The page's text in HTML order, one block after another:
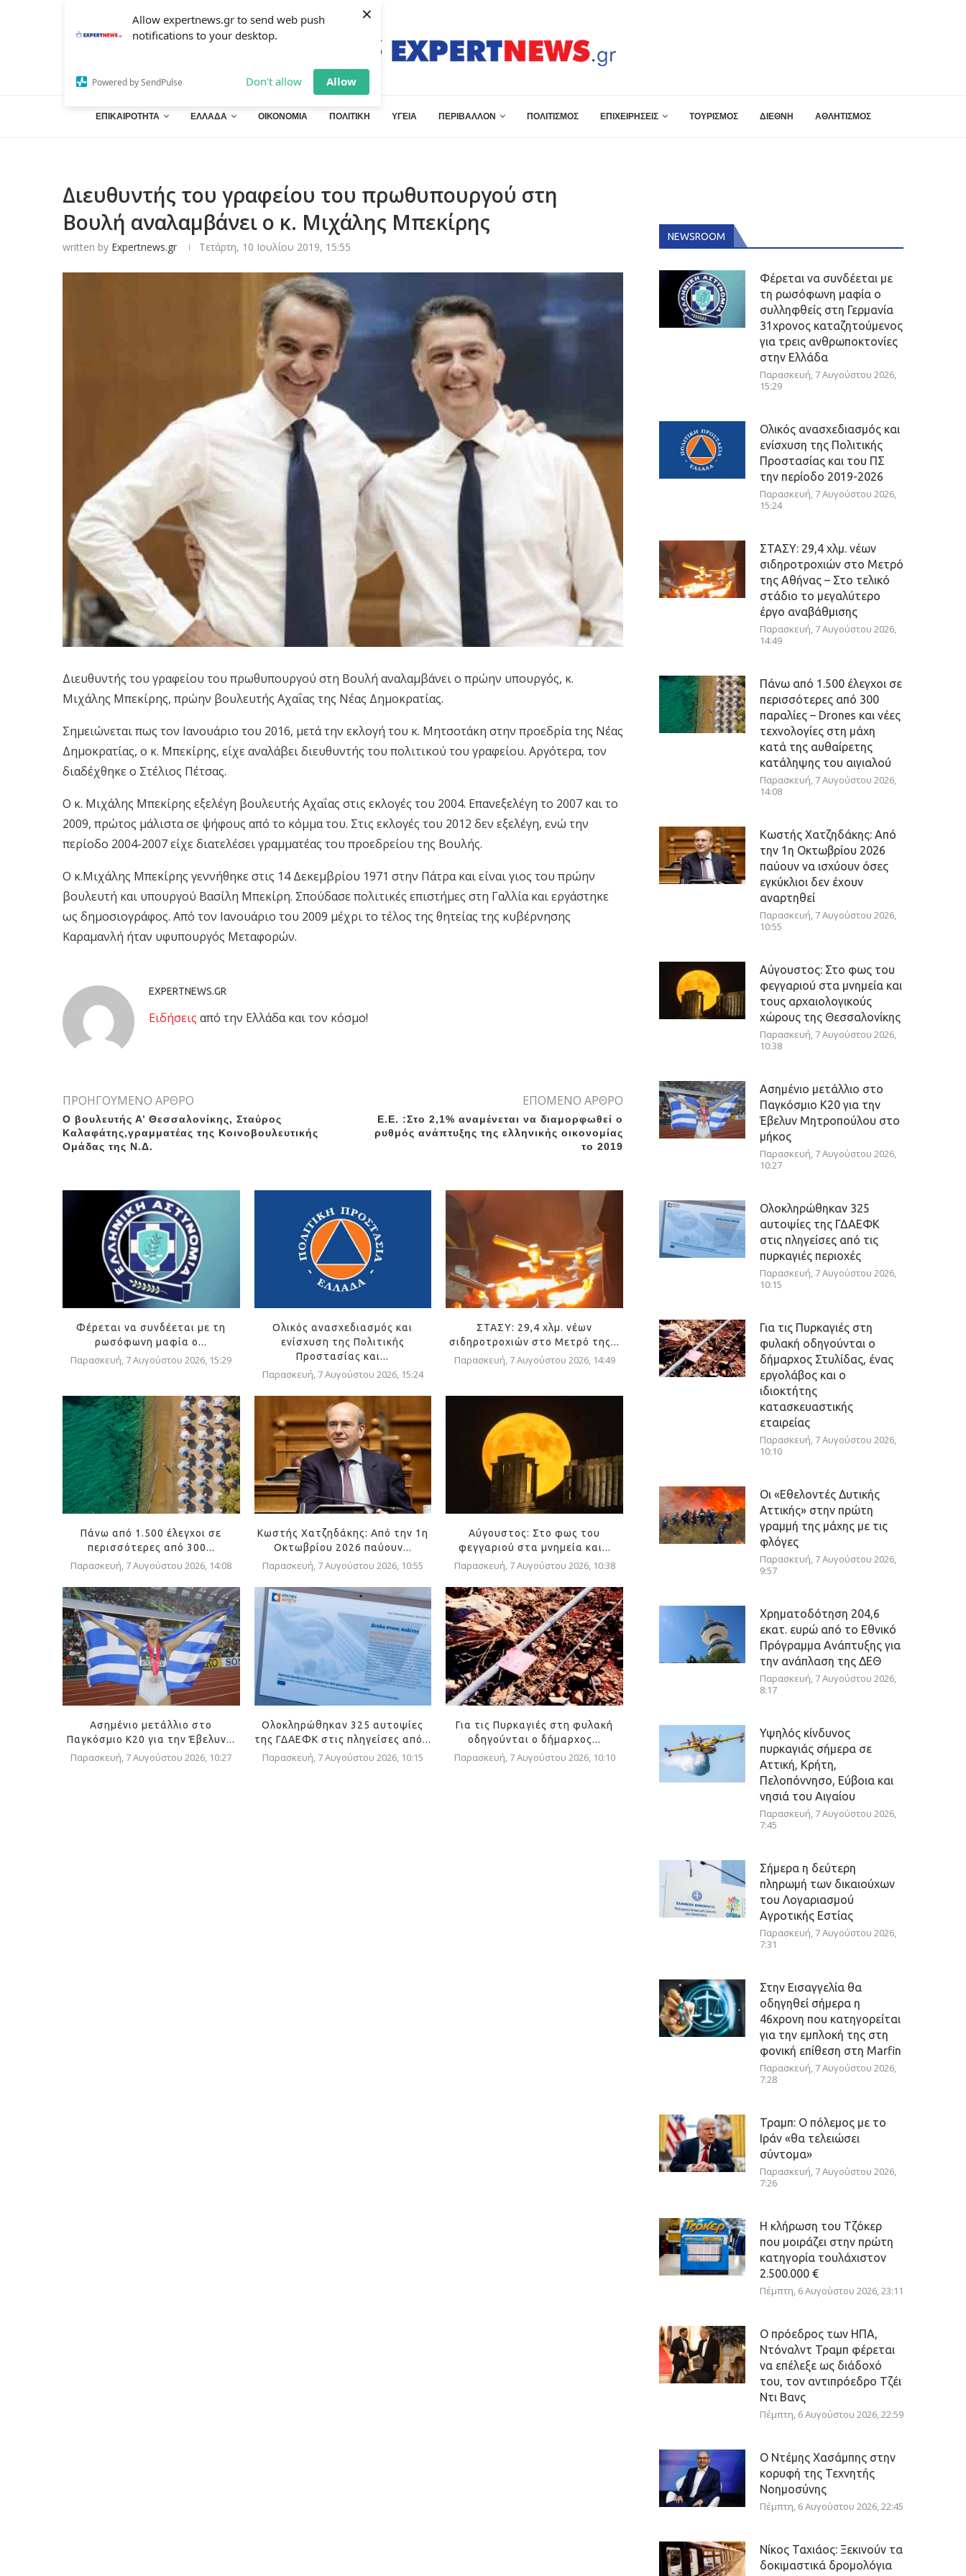
Allow expertnews.gr to send web push
notifications to your desktop.
Powered by SendPulse Don't allow Allow
×
ΕΠΙΚΑΙΡΟΤΗΤΑ ΕΛΛΑΔΑ ΟΙΚΟΝΟΜΙΑ ΠΟΛΙΤΙΚΗ ΥΓΕΙΑ ΠΕΡΙΒΑΛΛΟΝ ΠΟΛΙΤΙΣΜΟΣ ΕΠΙΧΕΙΡΗΣΕΙΣ ΤΟΥΡΙΣΜΟΣ ΔΙΕΘΝΗ ΑΘΛΗΤΙΣΜΟΣ
Διευθυντής του γραφείου του πρωθυπουργού στη
Βουλή αναλαμβάνει ο κ. Μιχάλης Μπεκίρης
written by Expertnews.gr Τετάρτη, 10 Ιουλίου 2019, 15:55
Διευθυντής του γραφείου του πρωθυπουργού στη Βουλή αναλαμβάνει ο πρώην υπουργός, κ.
Μιχάλης Μπεκίρης, πρώην βουλευτής Αχαΐας της Νέας Δημοκρατίας.
Σημειώνεται πως τον Ιανουάριο του 2016, μετά την εκλογή του κ. Μητσοτάκη στην προεδρία της Νέας
Δημοκρατίας, ο κ. Μπεκίρης, είχε αναλάβει διευθυντής του πολιτικού του γραφείου. Αργότερα, τον
διαδέχθηκε ο Στέλιος Πέτσας.
Ο κ. Μιχάλης Μπεκίρης εξελέγη βουλευτής Αχαΐας στις εκλογές του 2004. Επανεξελέγη το 2007 και το
2009, πρώτος μάλιστα σε ψήφους από το κόμμα του. Στις εκλογές του 2012 δεν εξελέγη, ενώ την
περίοδο 2004-2007 είχε διατελέσει γραμματέας του προεδρείου της Βουλής.
Ο κ.Μιχάλης Μπεκίρης γεννήθηκε στις 14 Δεκεμβρίου 1971 στην Πάτρα και είναι γιος του πρώην
βουλευτή και υπουργού Βασίλη Μπεκίρη. Σπούδασε πολιτικές επιστήμες στη Γαλλία και εργάστηκε
ως δημοσιογράφος. Από τον Ιανουάριο του 2009 μέχρι το τέλος της θητείας της κυβέρνησης
Καραμανλή ήταν υφυπουργός Μεταφορών.
EXPERTNEWS.GR
Eιδήσεις από την Ελλάδα και τον κόσμο!
ΠΡΟΗΓΟΥΜΕΝΟ ΑΡΘΡΟ
O βουλευτής Α’ Θεσσαλονίκης, Σταύρος
Καλαφάτης,γραμματέας της Κοινοβουλευτικής
Ομάδας της Ν.Δ.
ΕΠΟΜΕΝΟ ΑΡΘΡΟ
Ε.Ε. :Στο 2,1% αναμένεται να διαμορφωθεί ο
ρυθμός ανάπτυξης της ελληνικής οικονομίας
το 2019
Φέρεται να συνδέεται με τη
ρωσόφωνη μαφία ο...
Παρασκευή, 7 Αυγούστου 2026, 15:29
Ολικός ανασχεδιασμός και
ενίσχυση της Πολιτικής
Προστασίας και...
Παρασκευή, 7 Αυγούστου 2026, 15:24
ΣΤΑΣΥ: 29,4 χλμ. νέων
σιδηροτροχιών στο Μετρό της...
Παρασκευή, 7 Αυγούστου 2026, 14:49
Πάνω από 1.500 έλεγχοι σε
περισσότερες από 300...
Παρασκευή, 7 Αυγούστου 2026, 14:08
Κωστής Χατζηδάκης: Από την 1η
Οκτωβρίου 2026 παύουν...
Παρασκευή, 7 Αυγούστου 2026, 10:55
Αύγουστος: Στο φως του
φεγγαριού στα μνημεία και...
Παρασκευή, 7 Αυγούστου 2026, 10:38
Ασημένιο μετάλλιο στο
Παγκόσμιο Κ20 για την Έβελυν...
Παρασκευή, 7 Αυγούστου 2026, 10:27
Ολοκληρώθηκαν 325 αυτοψίες
της ΓΔΑΕΦΚ στις πληγείσες από...
Παρασκευή, 7 Αυγούστου 2026, 10:15
Για τις Πυρκαγιές στη φυλακή
οδηγούνται ο δήμαρχος...
Παρασκευή, 7 Αυγούστου 2026, 10:10
NEWSROOM
Φέρεται να συνδέεται με
τη ρωσόφωνη μαφία ο
συλληφθείς στη Γερμανία
31χρονος καταζητούμενος
για τρεις ανθρωποκτονίες
στην Ελλάδα
Παρασκευή, 7 Αυγούστου 2026,
15:29
Ολικός ανασχεδιασμός και
ενίσχυση της Πολιτικής
Προστασίας και του ΠΣ
την περίοδο 2019-2026
Παρασκευή, 7 Αυγούστου 2026,
15:24
ΣΤΑΣΥ: 29,4 χλμ. νέων
σιδηροτροχιών στο Μετρό
της Αθήνας – Στο τελικό
στάδιο το μεγαλύτερο
έργο αναβάθμισης
Παρασκευή, 7 Αυγούστου 2026,
14:49
Πάνω από 1.500 έλεγχοι σε
περισσότερες από 300
παραλίες – Drones και νέες
τεχνολογίες στη μάχη
κατά της αυθαίρετης
κατάληψης του αιγιαλού
Παρασκευή, 7 Αυγούστου 2026,
14:08
Κωστής Χατζηδάκης: Από
την 1η Οκτωβρίου 2026
παύουν να ισχύουν όσες
εγκύκλιοι δεν έχουν
αναρτηθεί
Παρασκευή, 7 Αυγούστου 2026,
10:55
Αύγουστος: Στο φως του
φεγγαριού στα μνημεία και
τους αρχαιολογικούς
χώρους της Θεσσαλονίκης
Παρασκευή, 7 Αυγούστου 2026,
10:38
Ασημένιο μετάλλιο στο
Παγκόσμιο Κ20 για την
Έβελυν Μητροπούλου στο
μήκος
Παρασκευή, 7 Αυγούστου 2026,
10:27
Ολοκληρώθηκαν 325
αυτοψίες της ΓΔΑΕΦΚ
στις πληγείσες από τις
πυρκαγιές περιοχές
Παρασκευή, 7 Αυγούστου 2026,
10:15
Για τις Πυρκαγιές στη
φυλακή οδηγούνται ο
δήμαρχος Στυλίδας, ένας
εργολάβος και ο
ιδιοκτήτης
κατασκευαστικής
εταιρείας
Παρασκευή, 7 Αυγούστου 2026,
10:10
Οι «Εθελοντές Δυτικής
Αττικής» στην πρώτη
γραμμή της μάχης με τις
φλόγες
Παρασκευή, 7 Αυγούστου 2026,
9:57
Χρηματοδότηση 204,6
εκατ. ευρώ από το Εθνικό
Πρόγραμμα Ανάπτυξης για
την ανάπλαση της ΔΕΘ
Παρασκευή, 7 Αυγούστου 2026,
8:17
Υψηλός κίνδυνος
πυρκαγιάς σήμερα σε
Αττική, Κρήτη,
Πελοπόννησο, Εύβοια και
νησιά του Αιγαίου
Παρασκευή, 7 Αυγούστου 2026,
7:45
Σήμερα η δεύτερη
πληρωμή των δικαιούχων
του Λογαριασμού
Αγροτικής Εστίας
Παρασκευή, 7 Αυγούστου 2026,
7:31
Στην Εισαγγελία θα
οδηγηθεί σήμερα η
46χρονη που κατηγορείται
για την εμπλοκή της στη
φονική επίθεση στη Marfin
Παρασκευή, 7 Αυγούστου 2026,
7:28
Τραμπ: Ο πόλεμος με το
Ιράν «θα τελειώσει
σύντομα»
Παρασκευή, 7 Αυγούστου 2026,
7:26
Η κλήρωση του Τζόκερ
που μοιράζει στην πρώτη
κατηγορία τουλάχιστον
2.500.000 €
Πέμπτη, 6 Αυγούστου 2026, 23:11
Ο πρόεδρος των ΗΠΑ,
Ντόναλντ Τραμπ φέρεται
να επέλεξε ως διάδοχό
του, τον αντιπρόεδρο Τζέι
Ντι Βανς
Πέμπτη, 6 Αυγούστου 2026, 22:59
Ο Ντέμης Χασάμπης στην
κορυφή της Τεχνητής
Νοημοσύνης
Πέμπτη, 6 Αυγούστου 2026, 22:45
Νίκος Ταχιάος: Ξεκινούν τα
δοκιμαστικά δρομολόγια